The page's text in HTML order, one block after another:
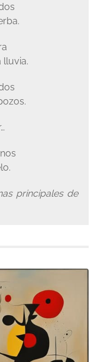
lluvia.
principales de